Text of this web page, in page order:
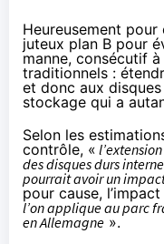
Heureusement
juteux plan B pour
manne, consécutif
traditionnels :
et donc aux
stockage qui a
Selon les
contrôle, «
des disques durs
pourrait avoir un
pour cause,
l’on applique au parc
en Allemagne ».